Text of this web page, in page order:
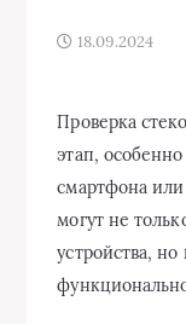
18.09.2024
Проверка
этап,
смартфона
могут не
устройства,